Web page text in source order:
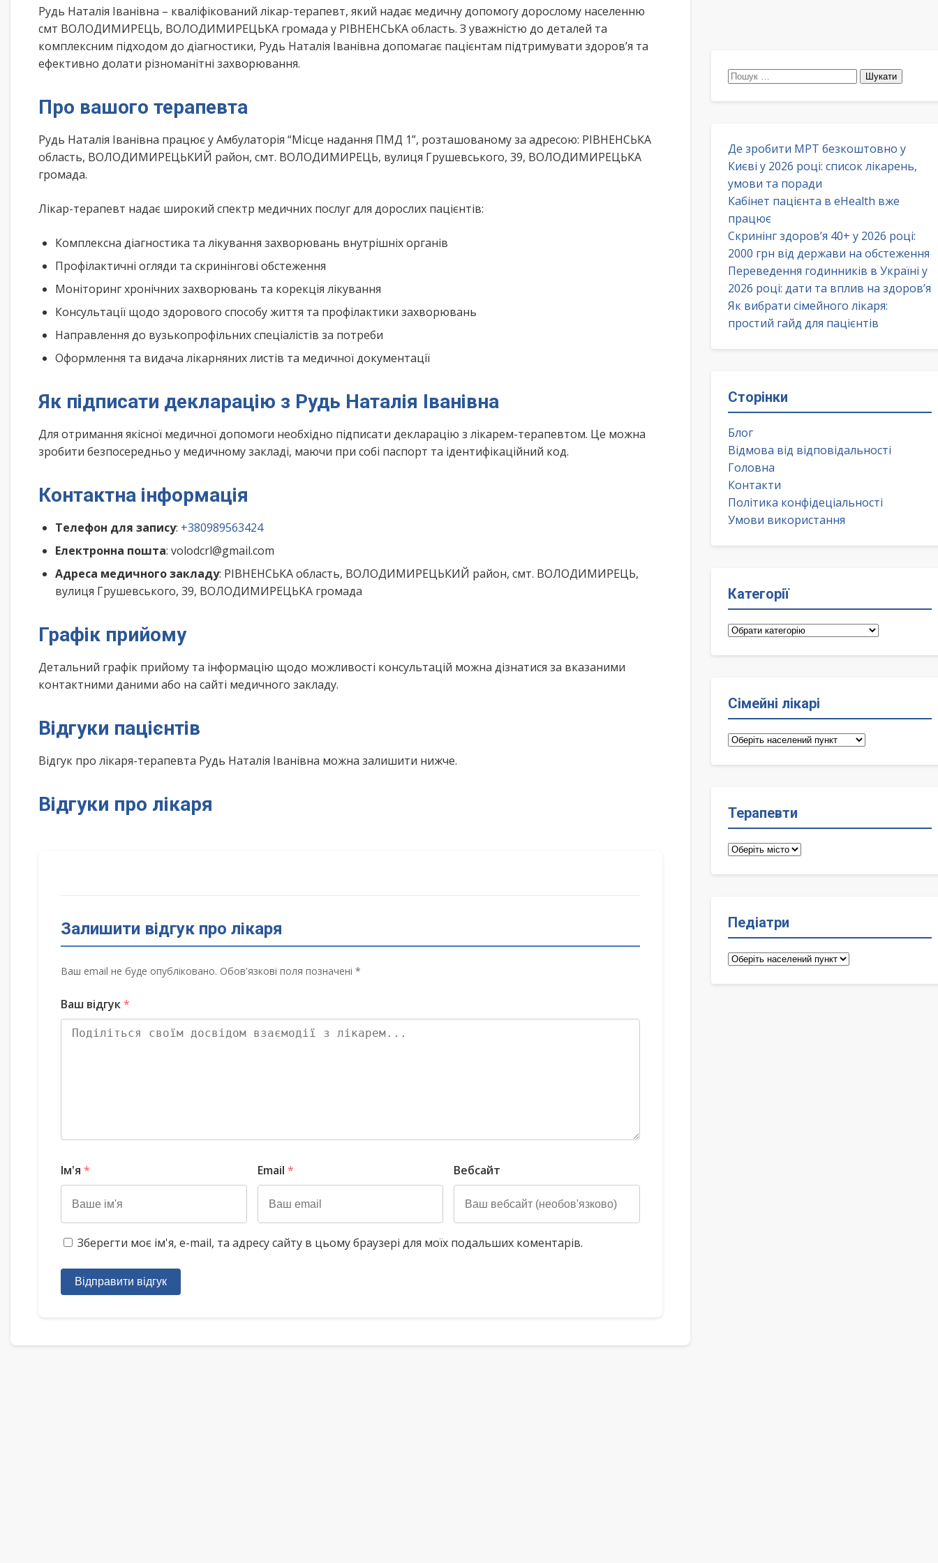
Рудь Наталія Іванівна – кваліфікований лікар-терапевт, який надає медичну допомогу дорослому населенню
смт ВОЛОДИМИРЕЦЬ, ВОЛОДИМИРЕЦЬКА громада у РІВНЕНСЬКА область. З уважністю до деталей та
комплексним підходом до діагностики, Рудь Наталія Іванівна допомагає пацієнтам підтримувати здоров’я та
ефективно долати різноманітні захворювання.
Про вашого терапевта
Рудь Наталія Іванівна працює у Амбулаторія “Місце надання ПМД 1”, розташованому за адресою: РІВНЕНСЬКА
область, ВОЛОДИМИРЕЦЬКИЙ район, смт. ВОЛОДИМИРЕЦЬ, вулиця Грушевського, 39, ВОЛОДИМИРЕЦЬКА
громада.
Лікар-терапевт надає широкий спектр медичних послуг для дорослих пацієнтів:
Комплексна діагностика та лікування захворювань внутрішніх органів
Профілактичні огляди та скринінгові обстеження
Моніторинг хронічних захворювань та корекція лікування
Консультації щодо здорового способу життя та профілактики захворювань
Направлення до вузькопрофільних спеціалістів за потреби
Оформлення та видача лікарняних листів та медичної документації
Як підписати декларацію з Рудь Наталія Іванівна
Для отримання якісної медичної допомоги необхідно підписати декларацію з лікарем-терапевтом. Це можна
зробити безпосередньо у медичному закладі, маючи при собі паспорт та ідентифікаційний код.
Контактна інформація
Телефон для запису: +380989563424
Електронна пошта: volodcrl@gmail.com
Адреса медичного закладу: РІВНЕНСЬКА область, ВОЛОДИМИРЕЦЬКИЙ район, смт. ВОЛОДИМИРЕЦЬ,
вулиця Грушевського, 39, ВОЛОДИМИРЕЦЬКА громада
Графік прийому
Детальний графік прийому та інформацію щодо можливості консультацій можна дізнатися за вказаними
контактними даними або на сайті медичного закладу.
Відгуки пацієнтів
Відгук про лікаря-терапевта Рудь Наталія Іванівна можна залишити нижче.
Відгуки про лікаря
Залишити відгук про лікаря
Ваш email не буде опубліковано. Обов'язкові поля позначені *
Ваш відгук*
Ім'я * Email * Вебсайт
Зберегти моє ім'я, e-mail, та адресу сайту в цьому браузері для моїх подальших коментарів.
Відправити відгук
Пошук:
Де зробити МРТ безкоштовно у
Києві у 2026 році: список лікарень,
умови та поради
Кабінет пацієнта в eHealth вже
працює
Скринінг здоров’я 40+ у 2026 році:
2000 грн від держави на обстеження
Переведення годинників в Україні у
2026 році: дати та вплив на здоров’я
Як вибрати сімейного лікаря:
простий гайд для пацієнтів
Сторінки
Блог
Відмова від відповідальності
Головна
Контакти
Політика конфідеціальності
Умови використання
Категорії
Категорії
Сімейні лікарі
Сімейні
Терапевти
Терапевти
Педіатри
Педіатри